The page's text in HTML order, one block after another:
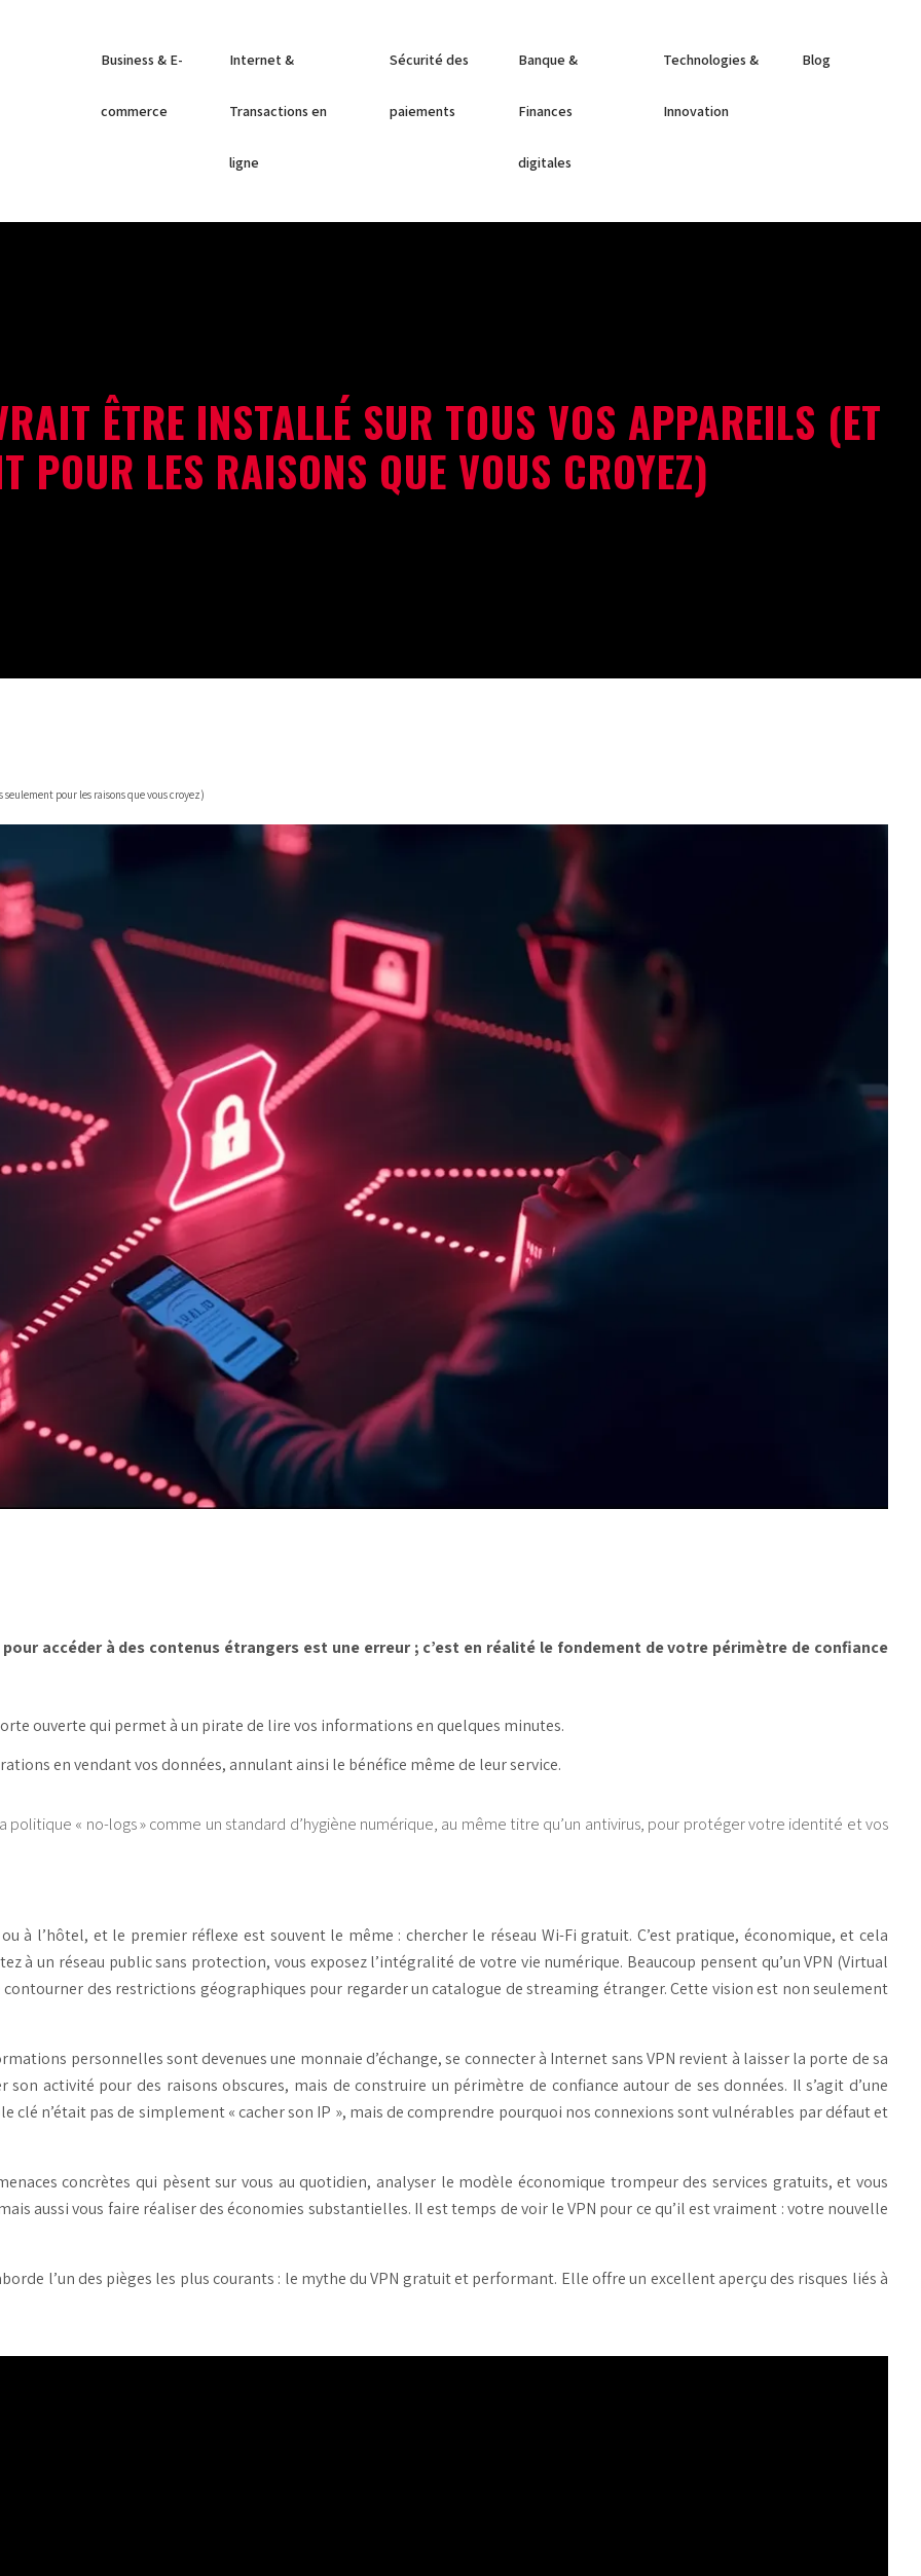
Business & E-
commerce
Internet &
Transactions en
ligne
Sécurité des
paiements
Banque &
Finances
digitales
Technologies &
Innovation
Blog
ÊTRE INSTALLÉ SUR TOUS VOS APPAREILS (ET
POUR LES RAISONS QUE VOUS CROYEZ)
pour les raisons que vous croyez)
accéder à des contenus étrangers est une erreur ; c’est en réalité le fondement de votre périmètre de confiance
ouverte qui permet à un pirate de lire vos informations en quelques minutes.
en vendant vos données, annulant ainsi le bénéfice même de leur service.
politique « no-logs » comme un standard d’hygiène numérique, au même titre qu’un antivirus, pour protéger votre identité et vos
à l’hôtel, et le premier réflexe est souvent le même : chercher le réseau Wi-Fi gratuit. C’est pratique, économique, et cela
à un réseau public sans protection, vous exposez l’intégralité de votre vie numérique. Beaucoup pensent qu’un VPN (Virtual
des restrictions géographiques pour regarder un catalogue de streaming étranger. Cette vision est non seulement
personnelles sont devenues une monnaie d’échange, se connecter à Internet sans VPN revient à laisser la porte de sa
activité pour des raisons obscures, mais de construire un périmètre de confiance autour de ses données. Il s’agit d’une
clé n’était pas de simplement « cacher son IP », mais de comprendre pourquoi nos connexions sont vulnérables par défaut et
concrètes qui pèsent sur vous au quotidien, analyser le modèle économique trompeur des services gratuits, et vous
aussi vous faire réaliser des économies substantielles. Il est temps de voir le VPN pour ce qu’il est vraiment : votre nouvelle
l’un des pièges les plus courants : le mythe du VPN gratuit et performant. Elle offre un excellent aperçu des risques liés à